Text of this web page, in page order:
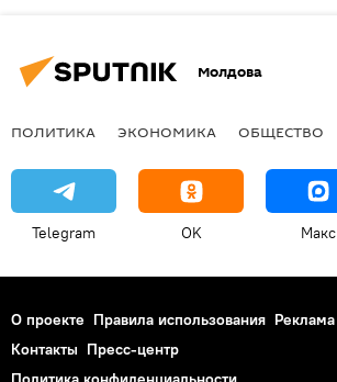
Молдова
ПОЛИТИКА ЭКОНОМИКА ОБЩЕСТВО
Telegram OK Макс
О проекте Правила использования Реклама
Контакты Пресс-центр